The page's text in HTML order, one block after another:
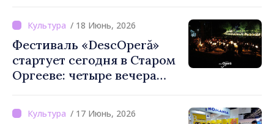
/ 18 Июнь, 2026
Фестиваль «DescOperă»
стартует сегодня в Старом
Оргееве: четыре вечера
открытым небом
/ 17 Июнь, 2026